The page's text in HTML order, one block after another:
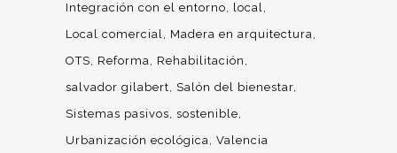
Integración con el entorno
local
Local comercial
Madera en arquitectura
OTS
Reforma
Rehabilitación
salvador gilabert
Salón del bienestar
Sistemas pasivos sostenible
Urbanización ecológica Valencia